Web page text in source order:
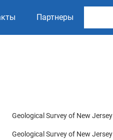
Партнеры
Geological Survey of New Jersey
Geological Survey of New Jersey